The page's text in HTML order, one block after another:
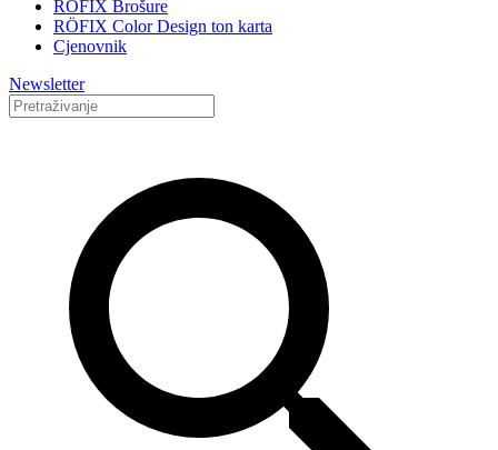
RÖFIX Brošure
RÖFIX Color Design ton karta
Cjenovnik
Newsletter